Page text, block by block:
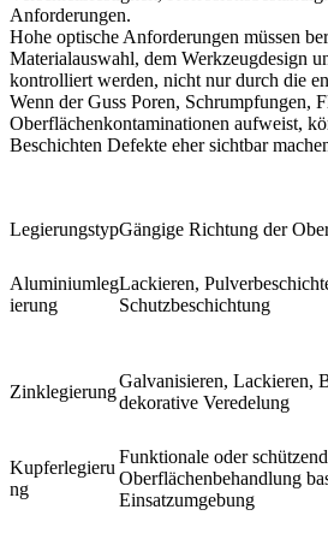
Anforderungen.
Hohe optische Anforderungen müssen
Materialauswahl, dem Werkzeugdesign
kontrolliert werden, nicht nur durch die
Wenn der Guss Poren, Schrumpfungen,
Oberflächenkontaminationen aufweist,
Beschichten Defekte eher sichtbar
LegierungstypGängige Richtung der
Aluminiumleg
ierung
Lackieren,
Schutzbeschichtung
Zinklegierung
Galvanisieren, Lackieren,
dekorative Veredelung
Kupferlegieru
ng
Funktionale oder
Oberflächenbehandlung
Einsatzumgebung